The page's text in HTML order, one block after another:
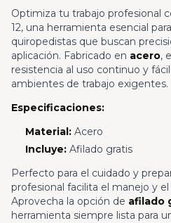
Optimiza tu trabajo profesional
12, una herramienta esencial
quiropedistas que buscan
aplicación. Fabricado en acero,
resistencia al uso continuo y
ambientes de trabajo exigentes.
Especificaciones:
Material:Acero
Incluye:Afilado gratis
Perfecto para el cuidado y
profesional facilita el manejo y el
Aprovecha la opción de afilado
herramienta siempre lista para